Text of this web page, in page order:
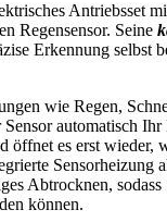
Antriebsset
Regensensor. Seine
Erkennung selbst
wie Regen,
automatisch
öffnet es erst wieder,
Sensorheizung
Abtrocknen,
können.